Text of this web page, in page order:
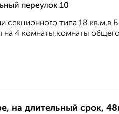
переулок 10
секционного типа 18 кв.м,в
на 4 комнаты,комнаты
на длительный срок,